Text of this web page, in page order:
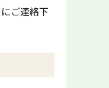
ご連絡下